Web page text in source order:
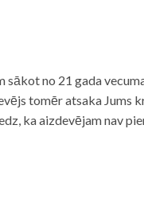
no 21 gada
tomēr atsaka Jums
ka aizdevējam nav